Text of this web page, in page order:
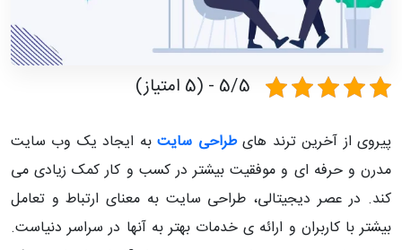
5/5 - (5 امتیاز)
پیروی از آخرین ترند هایطراحی سایتبه ایجاد یک وب سایت
مدرن و حرفه ای و موفقیت بیشتر در کسب و کار کمک زیادی می
کند. در عصر دیجیتالی، طراحی سایت به معنای ارتباط و تعامل
بیشتر با کاربران و ارائه ی خدمات بهتر به آنها در سراسر دنیاست.